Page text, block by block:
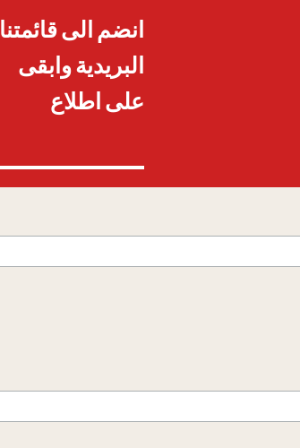
انضم الى قائمتنا
البريدية وابقى
على اطلاع